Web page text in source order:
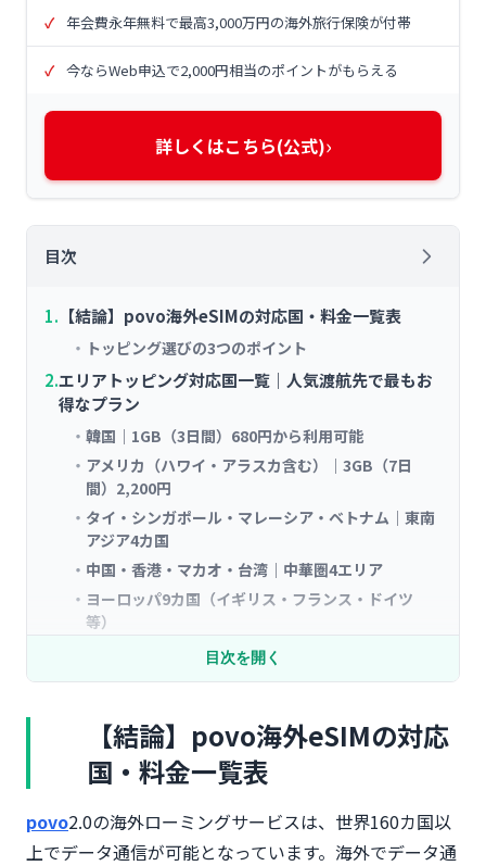
年会費永年無料で最高3,000万円の海外旅行保険が付帯
今ならWeb申込で2,000円相当のポイントがもらえる
詳しくはこちら(公式)›
目次
【結論】povo海外eSIMの対応国・料金一覧表
トッピング選びの3つのポイント
エリアトッピング対応国一覧｜人気渡航先で最もお
得なプラン
韓国｜1GB（3日間）680円から利用可能
アメリカ（ハワイ・アラスカ含む）｜3GB（7日
間）2,200円
タイ・シンガポール・マレーシア・ベトナム｜東南
アジア4カ国
中国・香港・マカオ・台湾｜中華圏4エリア
ヨーロッパ9カ国（イギリス・フランス・ドイツ
等）
レギュラートッピング対応国一覧｜90カ国以上で使
える万能プラン
ヨーロッパ地域（約35カ国）
北米・中南米地域（約15カ国）
ワイドトッピング対応国一覧｜160カ国以上の最広
域プラン
目次を開く
【結論】povo海外eSIMの対応
国・料金一覧表
povo2.0の海外ローミングサービスは、世界160カ国以
上でデータ通信が可能となっています。海外でデータ通